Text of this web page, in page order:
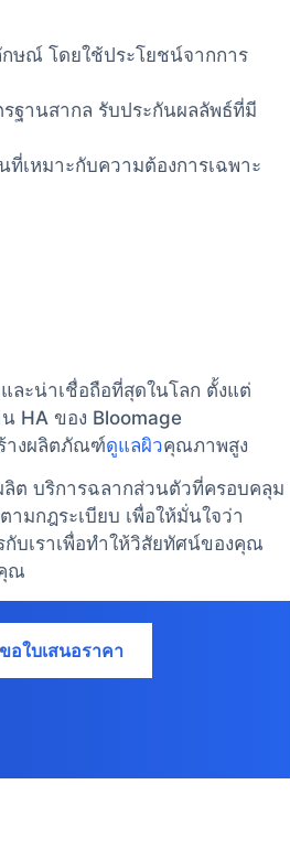
ษณ์ โดยใช้ประโยชน์จากการ
ฐานสากล รับประกันผลลัพธ์ที่มี
เหมาะกับความต้องการเฉพาะ
ละน่าเชื่อถือที่สุดในโลก ตั้งแต่
HA ของ Bloomage
างผลิตภัณฑ์ดูแลผิวคุณภาพสูง
ลิต บริการฉลากส่วนตัวที่ครอบคลุม
มกฎระเบียบ เพื่อให้มั่นใจว่า
บเราเพื่อทําให้วิสัยทัศน์ของคุณ
ณ
ขอใบเสนอราคา